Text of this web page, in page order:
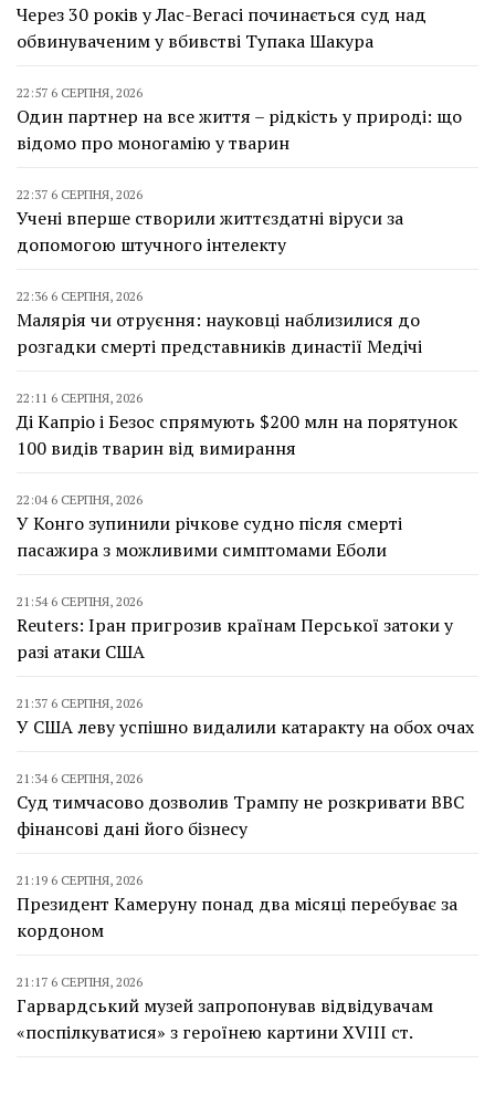
Через 30 років у Лас-Вегасі починається суд над
обвинуваченим у вбивстві Тупака Шакура
22:57 6 СЕРПНЯ, 2026
Один партнер на все життя – рідкість у природі: що
відомо про моногамію у тварин
22:37 6 СЕРПНЯ, 2026
Учені вперше створили життєздатні віруси за
допомогою штучного інтелекту
22:36 6 СЕРПНЯ, 2026
Малярія чи отруєння: науковці наблизилися до
розгадки смерті представників династії Медічі
22:11 6 СЕРПНЯ, 2026
Ді Капріо і Безос спрямують $200 млн на порятунок
100 видів тварин від вимирання
22:04 6 СЕРПНЯ, 2026
У Конго зупинили річкове судно після смерті
пасажира з можливими симптомами Еболи
21:54 6 СЕРПНЯ, 2026
Reuters: Іран пригрозив країнам Перської затоки у
разі атаки США
21:37 6 СЕРПНЯ, 2026
У США леву успішно видалили катаракту на обох очах
21:34 6 СЕРПНЯ, 2026
Суд тимчасово дозволив Трампу не розкривати BBC
фінансові дані його бізнесу
21:19 6 СЕРПНЯ, 2026
Президент Камеруну понад два місяці перебуває за
кордоном
21:17 6 СЕРПНЯ, 2026
Гарвардський музей запропонував відвідувачам
«поспілкуватися» з героїнею картини XVIII ст.